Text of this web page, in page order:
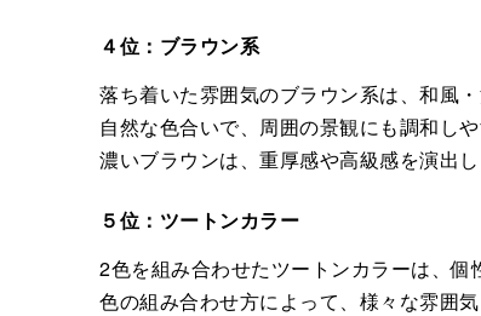
４位：ブラウン系
落ち着いた雰囲気のブラウン系は、和風
自然な色合いで、周囲の景観にも調和し
濃いブラウンは、重厚感や高級感を演出
５位：ツートンカラー
2色を組み合わせたツートンカラーは、個
色の組み合わせ方によって、様々な雰囲気